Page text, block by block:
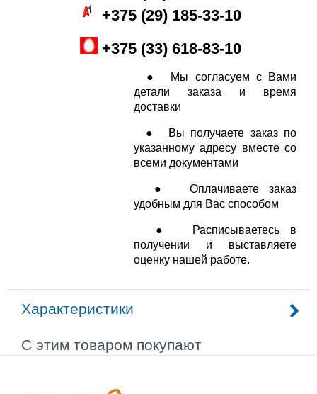
+375 (29) 185-33-10
+375 (33) 618-83-10
● Мы согласуем с Вами
детали заказа и время
доставки
● Вы получаете заказ по
указанному адресу вместе со
всеми документами
● Оплачиваете заказ
удобным для Вас способом
● Расписываетесь в
получении и выставляете
оценку нашей работе.
Характеристики
С этим товаром покупают